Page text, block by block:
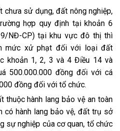
chưa sử dụng, đất nông nghiệp,
hợp quy định tại khoản 6
NĐ-CP) tại khu vực đô thị thì
mức xử phạt đối với loại đất
khoản 1, 2, 3 và 4 Điều 14 và
500.000.000 đồng đối với cá
đồng đối với tổ chức.
thuộc hành lang bảo vệ an toàn
có hành lang bảo vệ, đất trụ sở
sự nghiệp của cơ quan, tổ chức